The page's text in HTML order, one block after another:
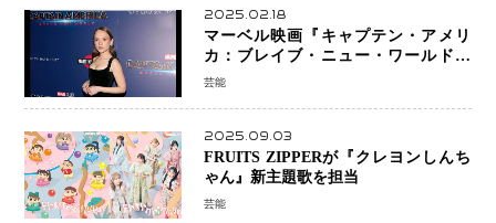
2025.02.18
マーベル映画『キャプテン・アメリ
カ：ブレイブ・ニュー・ワールド』
新ブラック・ウィドウ役のシラ・ハー
芸能
2025.09.03
FRUITS ZIPPERが『クレヨンしんち
ゃん』新主題歌を担当
芸能